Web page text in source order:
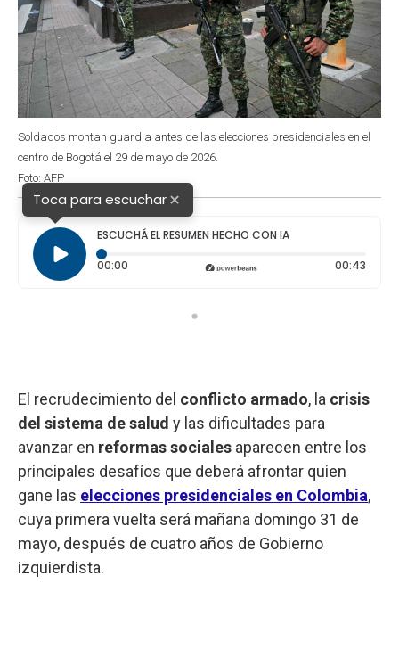
Soldados montan guardia antes de las elecciones presidenciales en el
centro de Bogotá el 29 de mayo de 2026.
Foto: AFP
Toca para escuchar×
ESCUCHÁ EL RESUMEN HECHO CON IA
00:00 Tiempo transcurrido: 0 segundos 00:43
El recrudecimiento del conflicto armado, la crisis
del sistema de salud y las dificultades para
avanzar en reformassociales aparecen entre los
principales desafíos que deberá afrontar quien
gane las elecciones presidenciales en Colombia,
cuya primera vuelta será mañana domingo 31 de
mayo, después de cuatro años de Gobierno
izquierdista.